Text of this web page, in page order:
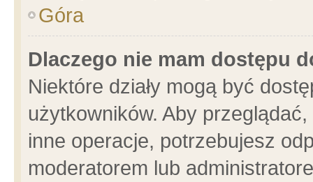
Góra
Dlaczego nie mam dostępu
Niektóre działy mogą być
użytkowników. Aby
inne operacje, potrzebujesz
moderatorem lub